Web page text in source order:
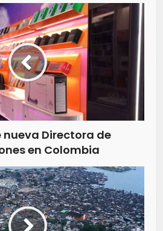
nueva Directora de
en Colombia